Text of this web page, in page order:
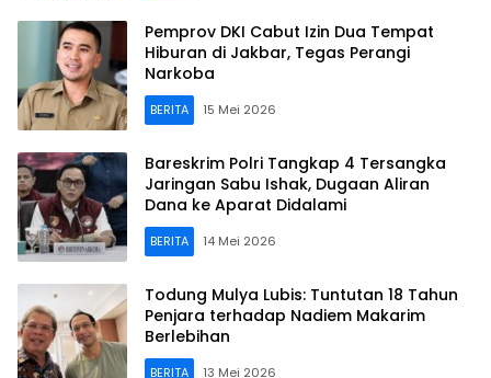
Pemprov DKI Cabut Izin Dua Tempat
Hiburan di Jakbar, Tegas Perangi
Narkoba
BERITA 15 Mei 2026
Bareskrim Polri Tangkap 4 Tersangka
Jaringan Sabu Ishak, Dugaan Aliran
Dana ke Aparat Didalami
BERITA 14 Mei 2026
Todung Mulya Lubis: Tuntutan 18 Tahun
Penjara terhadap Nadiem Makarim
Berlebihan
BERITA 13 Mei 2026